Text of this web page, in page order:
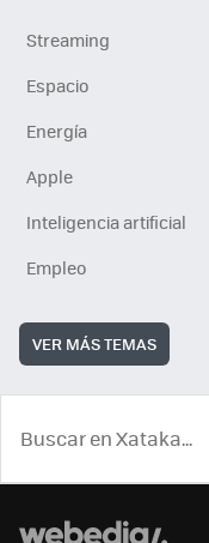
Streaming
Espacio
Energía
Apple
Inteligencia artificial
Empleo
VER MÁS TEMAS